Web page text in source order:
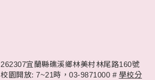
262307宜蘭縣礁溪鄉林美村林尾路160號
校園開放: 7~21時， 03-9871000 # 學校分